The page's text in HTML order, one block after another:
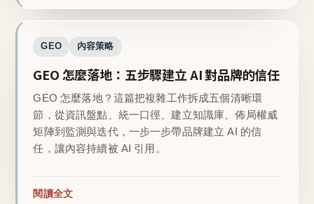
GEO 內容策略
GEO 怎麼落地：五步驟建立 AI 對品牌的信任
GEO 怎麼落地？這篇把複雜工作拆成五個清晰環
節，從資訊盤點、統一口徑、建立知識庫、佈局權威
矩陣到監測與迭代，一步一步帶品牌建立 AI 的信
任，讓內容持續被 AI 引用。
閱讀全文